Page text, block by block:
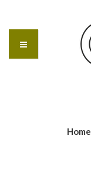
Home